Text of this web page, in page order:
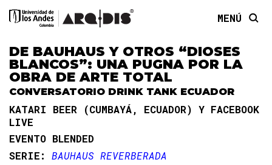
MENÚ
DE BAUHAUS Y OTROS “DIOSES
BLANCOS”: UNA PUGNA POR LA
OBRA DE ARTE TOTAL
CONVERSATORIO DRINK TANK ECUADOR
KATARI BEER (CUMBAYÁ, ECUADOR) Y FACEBOOK
LIVE
EVENTO BLENDED
SERIE: BAUHAUS REVERBERADA